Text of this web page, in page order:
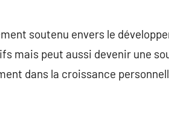
soutenu envers le
mais peut aussi devenir une
dans la croissance